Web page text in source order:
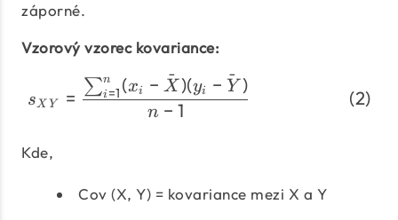
záporné.
Vzorový vzorec kovariance:
\begin{align} s_{XY}
sX Y =
n − 1
∑i=1
n (xi − X
ˉ )(yi − Y
ˉ )
Kde,
Cov (X, Y) = kovariance mezi X a Y